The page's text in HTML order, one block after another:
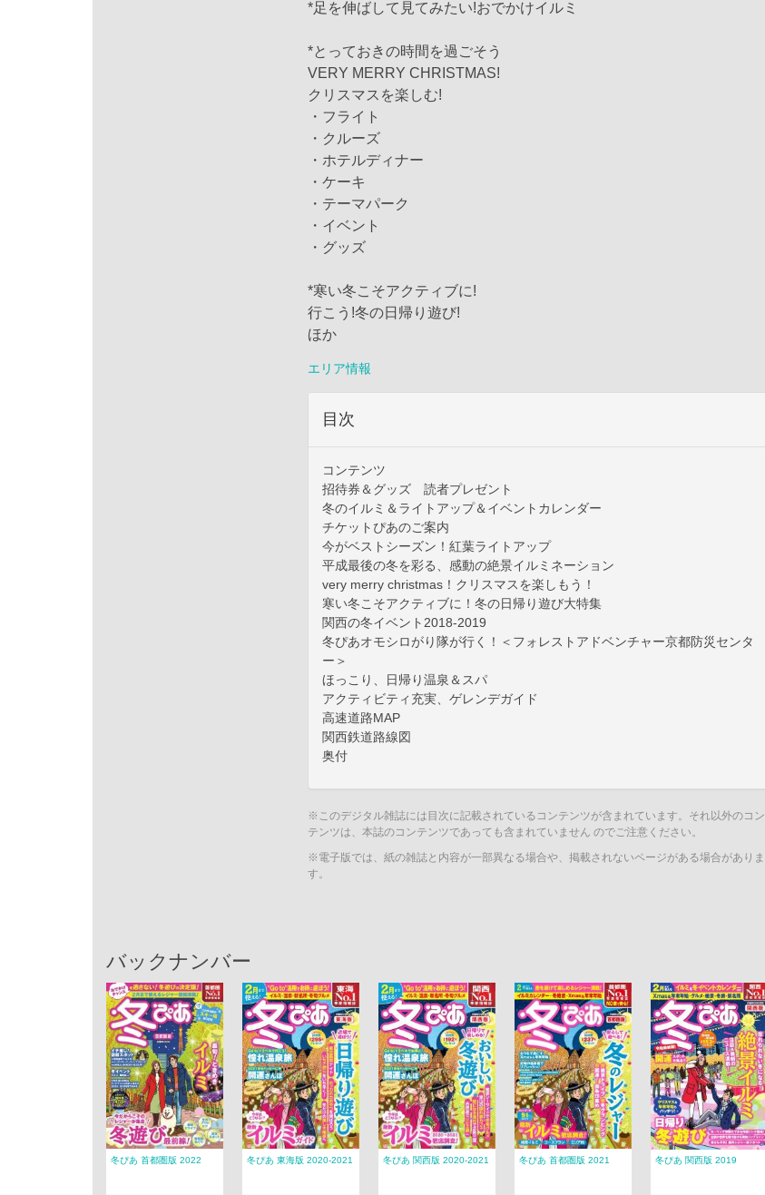
*足を伸ばして見てみたい!おでかけイルミ
*とっておきの時間を過ごそう
VERY MERRY CHRISTMAS!
クリスマスを楽しむ!
・フライト
・クルーズ
・ホテルディナー
・ケーキ
・テーマパーク
・イベント
・グッズ
*寒い冬こそアクティブに!
行こう!冬の日帰り遊び!
ほか
エリア情報
目次
コンテンツ
招待券＆グッズ 読者プレゼント
冬のイルミ＆ライトアップ＆イベントカレンダー
チケットぴあのご案内
今がベストシーズン！紅葉ライトアップ
平成最後の冬を彩る、感動の絶景イルミネーション
very merry christmas！クリスマスを楽しもう！
寒い冬こそアクティブに！冬の日帰り遊び大特集
関西の冬イベント2018-2019
冬ぴあオモシロがり隊が行く！＜フォレストアドベンチャー京都防災センタ
ー＞
ほっこり、日帰り温泉＆スパ
アクティビティ充実、ゲレンデガイド
高速道路MAP
関西鉄道路線図
奥付
※このデジタル雑誌には目次に記載されているコンテンツが含まれています。それ以外のコン
テンツは、本誌のコンテンツであっても含まれていません のでご注意ください。
※電子版では、紙の雑誌と内容が一部異なる場合や、掲載されないページがある場合がありま
す。
バックナンバー
冬ぴあ 首都圏版 2022 冬ぴあ 東海版 2020-2021 冬ぴあ 関西版 2020-2021 冬ぴあ 首都圏版 2021 冬ぴあ 関西版 2019